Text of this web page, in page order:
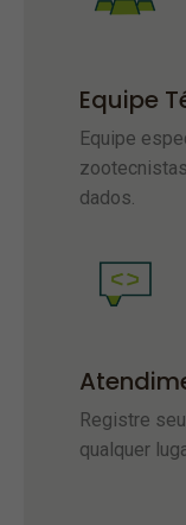
Equipe
Equipe
dados.
Registre
qualquer